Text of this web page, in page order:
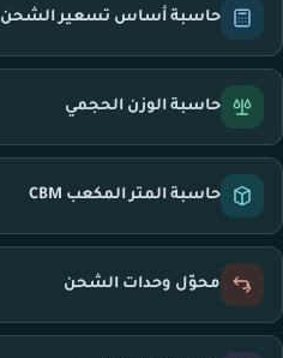
حاسبة أساس تسعير الشحن
حاسبة الوزن الحجمي
حاسبة المتر المكعب CBM
محوّل وحدات الشحن